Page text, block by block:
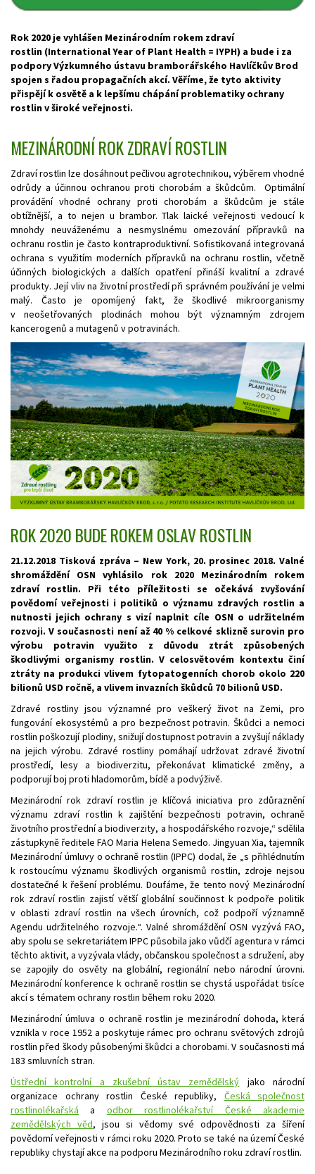
Rok 2020 je vyhlášen Mezinárodním rokem zdraví
rostlin (International Year of Plant Health = IYPH) a bude i za
podpory Výzkumného ústavu bramborářského Havlíčkův Brod
spojen s řadou propagačních akcí. Věříme, že tyto aktivity
přispějí k osvětě a k lepšímu chápání problematiky ochrany
rostlin v široké veřejnosti.
MEZINÁRODNÍ ROK ZDRAVÍ ROSTLIN
Zdraví rostlin lze dosáhnout pečlivou agrotechnikou, výběrem vhodné
odrůdy a účinnou ochranou proti chorobám a škůdcům. Optimální
provádění vhodné ochrany proti chorobám a škůdcům je stále
obtížnější, a to nejen u brambor. Tlak laické veřejnosti vedoucí k
mnohdy neuváženému a nesmyslnému omezování přípravků na
ochranu rostlin je často kontraproduktivní. Sofistikovaná integrovaná
ochrana s využitím moderních přípravků na ochranu rostlin, včetně
účinných biologických a dalších opatření přináší kvalitní a zdravé
produkty. Její vliv na životní prostředí při správném používání je velmi
malý. Často je opomíjený fakt, že škodlivé mikroorganismy
v neošetřovaných plodinách mohou být významným zdrojem
kancerogenů a mutagenů v potravinách.
ROK 2020 BUDE ROKEM OSLAV ROSTLIN
21.12.2018 Tisková zpráva – New York, 20. prosinec 2018. Valné
shromáždění OSN vyhlásilo rok 2020 Mezinárodním rokem
zdraví rostlin. Při této příležitosti se očekává zvyšování
povědomí veřejnosti i politiků o významu zdravých rostlin a
nutnosti jejich ochrany s vizí naplnit cíle OSN o udržitelném
rozvoji. V současnosti není až 40 % celkové sklizně surovin pro
výrobu potravin využito z důvodu ztrát způsobených
škodlivými organismy rostlin. V celosvětovém kontextu činí
ztráty na produkci vlivem fytopatogenních chorob okolo 220
bilionů USD ročně, a vlivem invazních škůdců 70 bilionů USD.
Zdravé rostliny jsou významné pro veškerý život na Zemi, pro
fungování ekosystémů a pro bezpečnost potravin. Škůdci a nemoci
rostlin poškozují plodiny, snižují dostupnost potravin a zvyšují náklady
na jejich výrobu. Zdravé rostliny pomáhají udržovat zdravé životní
prostředí, lesy a biodiverzitu, překonávat klimatické změny, a
podporují boj proti hladomorům, bídě a podvýživě.
Mezinárodní rok zdraví rostlin je klíčová iniciativa pro zdůraznění
významu zdraví rostlin k zajištění bezpečnosti potravin, ochraně
životního prostřední a biodiverzity, a hospodářského rozvoje,“ sdělila
zástupkyně ředitele FAO Maria Helena Semedo. Jingyuan Xia, tajemník
Mezinárodní úmluvy o ochraně rostlin (IPPC) dodal, že „s přihlédnutím
k rostoucímu významu škodlivých organismů rostlin, zdroje nejsou
dostatečné k řešení problému. Doufáme, že tento nový Mezinárodní
rok zdraví rostlin zajistí větší globální součinnost k podpoře politik
v oblasti zdraví rostlin na všech úrovních, což podpoří významně
Agendu udržitelného rozvoje.“. Valné shromáždění OSN vyzývá FAO,
aby spolu se sekretariátem IPPC působila jako vůdčí agentura v rámci
těchto aktivit, a vyzývala vlády, občanskou společnost a sdružení, aby
se zapojily do osvěty na globální, regionální nebo národní úrovni.
Mezinárodní konference k ochraně rostlin se chystá uspořádat tisíce
akcí s tématem ochrany rostlin během roku 2020.
Mezinárodní úmluva o ochraně rostlin je mezinárodní dohoda, která
vznikla v roce 1952 a poskytuje rámec pro ochranu světových zdrojů
rostlin před škody působenými škůdci a chorobami. V současnosti má
183 smluvních stran.
Ústřední kontrolní a zkušební ústav zemědělský jako národní
organizace ochrany rostlin České republiky, Česká společnost
rostlinolékařská a odbor rostlinolékařství České akademie
zemědělských věd, jsou si vědomy své odpovědnosti za šíření
povědomí veřejnosti v rámci roku 2020. Proto se také na území České
republiky chystají akce na podporu Mezinárodního roku zdraví rostlin.